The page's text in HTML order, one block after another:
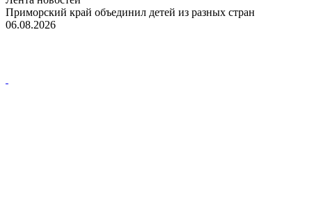
Приморский край объединил детей из разных стран
06.08.2026